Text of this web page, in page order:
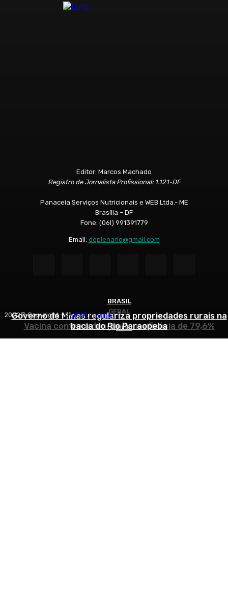
GERAL
Morre Delfim Netto
GERAL
Vacina contra a dengue tem eficácia de 79,6%
BRASIL
Governo de Minas regulariza propriedades rurais na
bacia do Rio Paraopeba
Editor: Marcos Machado
Registro de Jornalista Profissional: 1.121-DF
Panaceia Serviços Nutricionais e WEB Ltda.- ME
Brasília – DF
Fone: (06l) 991391779
Email: doplenario@gmail.com
2022© Copyright -by POP Internet
Início